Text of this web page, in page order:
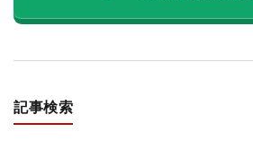
記事検索